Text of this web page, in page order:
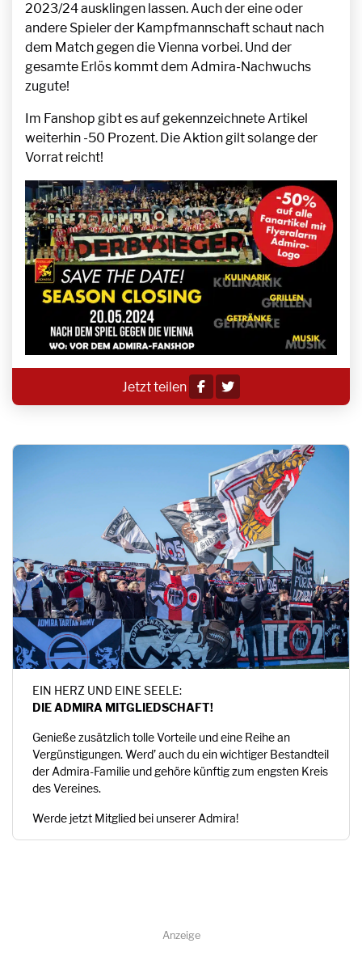
2023/24 ausklingen lassen. Auch der eine oder
andere Spieler der Kampfmannschaft schaut nach
dem Match gegen die Vienna vorbei. Und der
gesamte Erlös kommt dem Admira-Nachwuchs
zugute!
Im Fanshop gibt es auf gekennzeichnete Artikel
weiterhin -50 Prozent. Die Aktion gilt solange der
Vorrat reicht!
Jetzt teilen
EIN HERZ UND EINE SEELE:
DIE ADMIRA MITGLIEDSCHAFT!
Genieße zusätzlich tolle Vorteile und eine Reihe an
Vergünstigungen. Werd’ auch du ein wichtiger Bestandteil
der Admira-Familie und gehöre künftig zum engsten Kreis
des Vereines.
Werde jetzt Mitglied bei unserer Admira!
Anzeige